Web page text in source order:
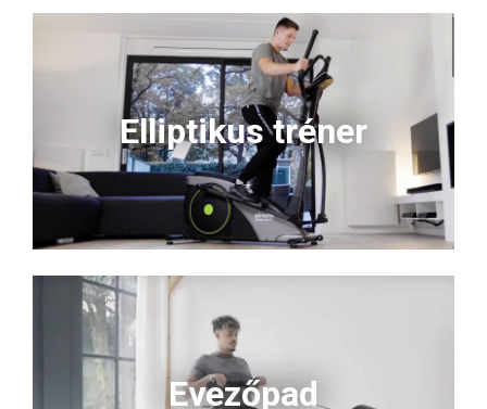
Elliptikus tréner
Evezőpad